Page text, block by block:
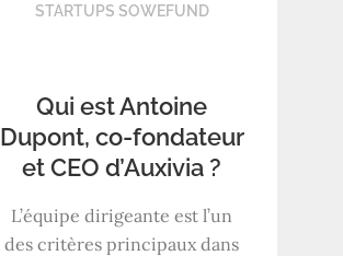
STARTUPS SOWEFUND
Qui est Antoine
Dupont, co-fondateur
et CEO d’Auxivia ?
L’équipe dirigeante est l’un
des critères principaux dans